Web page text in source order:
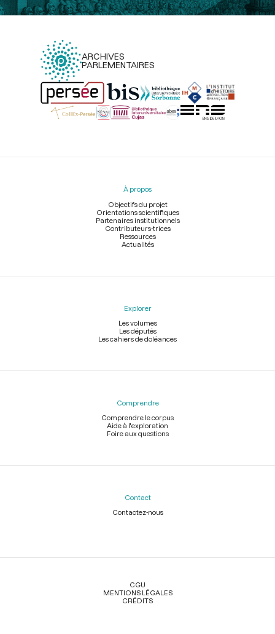
ARCHIVES
PARLEMENTAIRES
Menu
À propos
Objectifs du projet
Orientations scientifiques
Partenaires institutionnels
Contributeurs-trices
Ressources
Actualités
Explorer
Les volumes
Les députés
Les cahiers de doléances
Comprendre
Comprendre le corpus
Aide à l'exploration
Foire aux questions
Contact
Contactez-nous
Légal
CGU
MENTIONS LÉGALES
CRÉDITS